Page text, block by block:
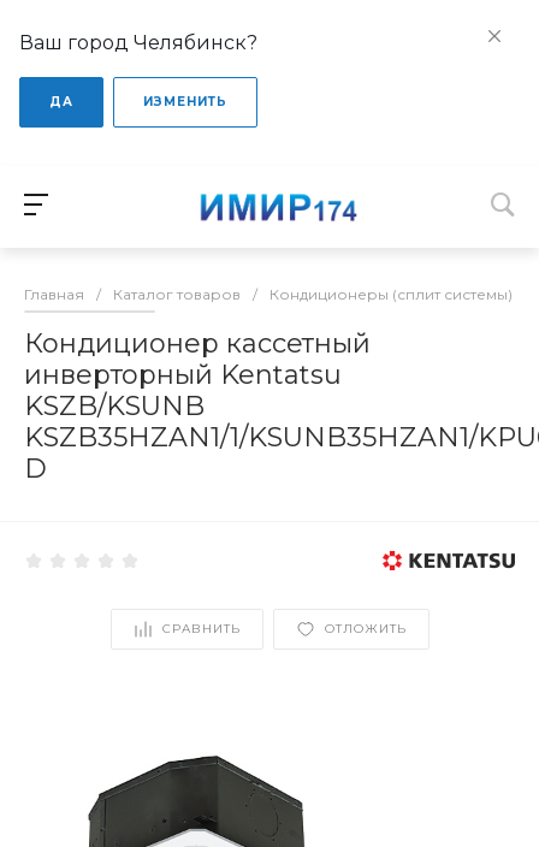
Ваш город Челябинск?
ДА ИЗМЕНИТЬ
Главная / Каталог товаров / Кондиционеры (сплит системы)
Кондиционер кассетный
инверторный Kentatsu
KSZB/KSUNB
KSZB35HZAN1/1/KSUNB35HZAN1/
D
СРАВНИТЬ ОТЛОЖИТЬ